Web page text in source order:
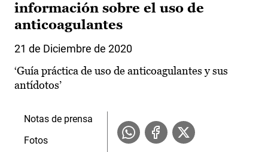
información sobre el uso de
anticoagulantes
21 de Diciembre de 2020
‘Guía práctica de uso de anticoagulantes y sus
antídotos’
Notas de prensa
Fotos